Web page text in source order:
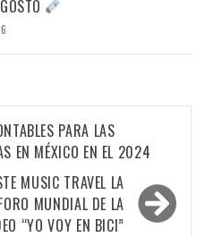
PARA LAS
EN MÉXICO EN EL 2024
MUSIC TRAVEL LA
MUNDIAL DE LA
“YO VOY EN BICI”